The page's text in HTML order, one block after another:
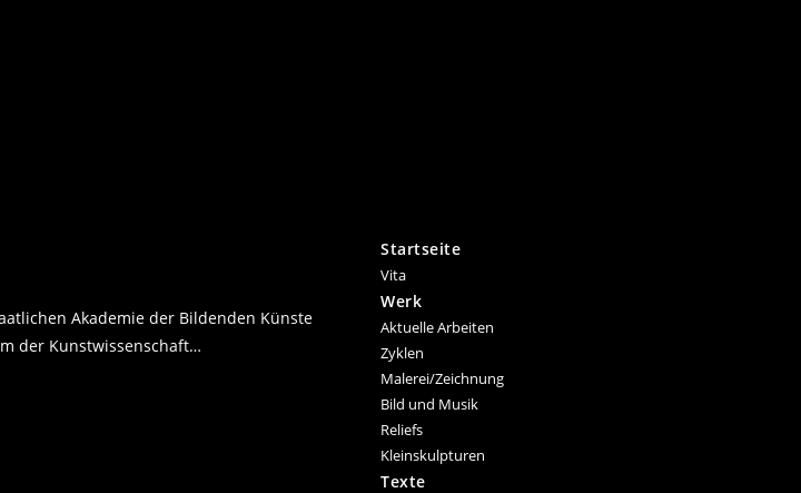
Akademie der Bildenden Künste
der Kunstwissenschaft…
Startseite
Vita
Werk
Aktuelle Arbeiten
Zyklen
Malerei/Zeichnung
Bild und Musik
Reliefs
Kleinskulpturen
Texte